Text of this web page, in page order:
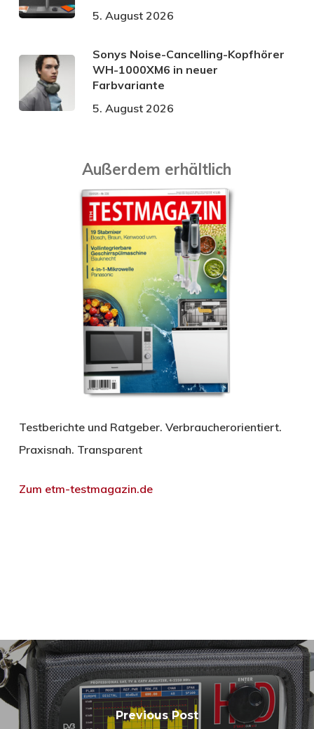
5. August 2026
Sonys Noise-Cancelling-Kopfhörer
WH-1000XM6 in neuer
Farbvariante
5. August 2026
Außerdem erhältlich
Testberichte und Ratgeber. Verbraucherorientiert.
Praxisnah. Transparent
Zum etm-testmagazin.de
Previous Post